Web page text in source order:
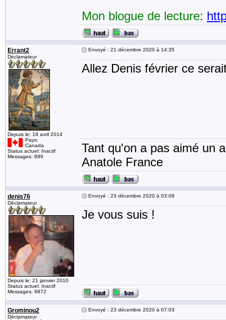
Mon blogue de lecture:
Errant2
Déclamateur
Depuis le: 18 avril 2014
Pays:
Canada
Status actuel: Inactif
Messages: 899
Envoyé : 21 décembre 2020 à 14:35
Allez Denis février ce
Tant qu'on a pas aimé un
Anatole France
denis76
Déclamateur
Depuis le: 21 janvier 2010
Status actuel: Inactif
Messages: 6872
Envoyé : 23 décembre 2020 à 03:08
Je vous suis !
Grominou2
Déclamateur
Envoyé : 23 décembre 2020 à 07:03